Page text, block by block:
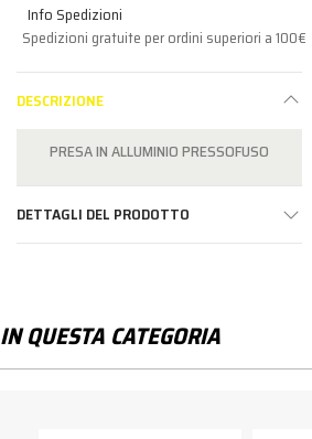
Info Spedizioni
Spedizioni gratuite per ordini superiori a 100€
DESCRIZIONE
PRESA IN ALLUMINIO PRESSOFUSO
DETTAGLI DEL PRODOTTO
IN QUESTA CATEGORIA